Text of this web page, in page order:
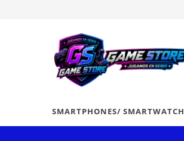
SMARTPHONES/ SMARTWATCH